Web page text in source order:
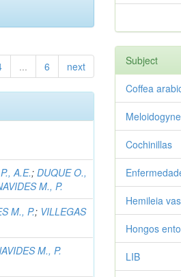
... 6 next
A.E.;DUQUE O.,
M., P.
M., P.; VILLEGAS
M., P.
Subject
Coffea
Meloidogyne
Cochinillas
Hemileia
Hongos
LIB